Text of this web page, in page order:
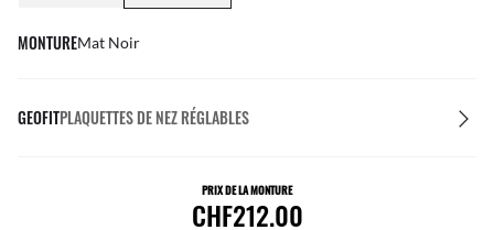
MONTUREMat Noir
GEOFITPLAQUETTES DE NEZ RÉGLABLES
PRIX DE LA MONTURE
CHF212.00